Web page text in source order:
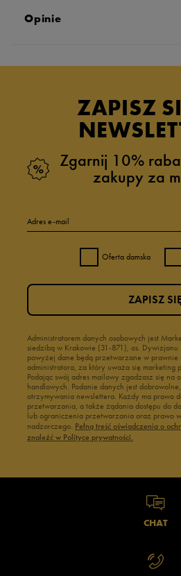
Opinie
ZAPISZ
Zgarnij 10%
zakupy za
Adres e-mail
Oferta damska
Administratorem danych osobowych jest
siedzibą w Krakowie (31-871), os.
powyżej dane będą przetwarzane w prawnie
administratora, za który uważa się marketing
Podając swój adres mailowy zgadzasz się na
handlowych. Podanie danych jest
otrzymywania newslettera. Każdy ma prawo
przetwarzania, a także żądania dostępu do
lub ograniczenia przetwarzania oraz prawo
nadzorczego. Pełną treść oświadczenia o
znaleźć w Polityce prywatności.
ZAPISZ SIĘ
CHAT